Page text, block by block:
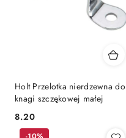
Holt Przelotka nierdzewna do
knagi szczękowej małej
Cena:
8.20